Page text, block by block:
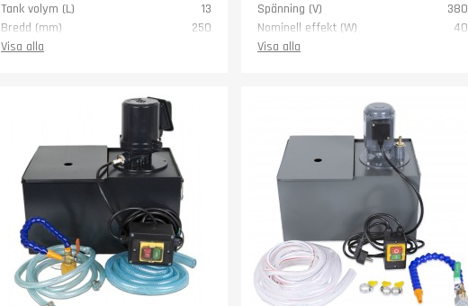
Tank volym (L)
13
Bredd (mm)
250
Längd (mm)
Visa alla
Spänning (V)
380
Nominell effekt (W)
40
Vikt (kg)
Visa alla